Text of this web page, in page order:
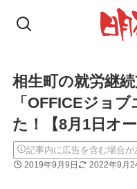
相生町の就労継
「OFFICEジョ
た！【8月1日オー
記事内に広告を含む場合が
2019年9月9日 2022年9月